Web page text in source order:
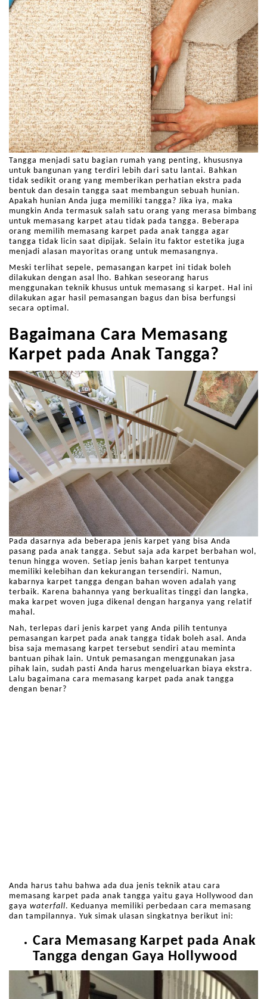
Tangga menjadi satu bagian rumah yang penting, khususnya
untuk bangunan yang terdiri lebih dari satu lantai. Bahkan
tidak sedikit orang yang memberikan perhatian ekstra pada
bentuk dan desain tangga saat membangun sebuah hunian.
Apakah hunian Anda juga memiliki tangga? Jika iya, maka
mungkin Anda termasuk salah satu orang yang merasa bimbang
untuk memasang karpet atau tidak pada tangga. Beberapa
orang memilih memasang karpet pada anak tangga agar
tangga tidak licin saat dipijak. Selain itu faktor estetika juga
menjadi alasan mayoritas orang untuk memasangnya.
Meski terlihat sepele, pemasangan karpet ini tidak boleh
dilakukan dengan asal lho. Bahkan seseorang harus
menggunakan teknik khusus untuk memasang si karpet. Hal ini
dilakukan agar hasil pemasangan bagus dan bisa berfungsi
secara optimal.
Bagaimana Cara Memasang
Karpet pada Anak Tangga?
Pada dasarnya ada beberapa jenis karpet yang bisa Anda
pasang pada anak tangga. Sebut saja ada karpet berbahan wol,
tenun hingga woven. Setiap jenis bahan karpet tentunya
memiliki kelebihan dan kekurangan tersendiri. Namun,
kabarnya karpet tangga dengan bahan woven adalah yang
terbaik. Karena bahannya yang berkualitas tinggi dan langka,
maka karpet woven juga dikenal dengan harganya yang relatif
mahal.
Nah, terlepas dari jenis karpet yang Anda pilih tentunya
pemasangan karpet pada anak tangga tidak boleh asal. Anda
bisa saja memasang karpet tersebut sendiri atau meminta
bantuan pihak lain. Untuk pemasangan menggunakan jasa
pihak lain, sudah pasti Anda harus mengeluarkan biaya ekstra.
Lalu bagaimana cara memasang karpet pada anak tangga
dengan benar?
Anda harus tahu bahwa ada dua jenis teknik atau cara
memasang karpet pada anak tangga yaitu gaya Hollywood dan
gaya waterfall. Keduanya memiliki perbedaan cara memasang
dan tampilannya. Yuk simak ulasan singkatnya berikut ini:
Cara Memasang Karpet pada Anak
Tangga dengan Gaya Hollywood